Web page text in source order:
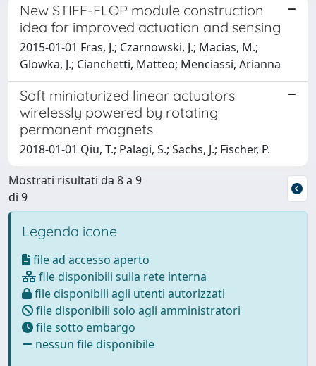
New STIFF-FLOP module construction
idea for improved actuation and sensing
2015-01-01 Fras, J.; Czarnowski, J.; Macias, M.;
Glowka, J.; Cianchetti, Matteo; Menciassi, Arianna
Soft miniaturized linear actuators
wirelessly powered by rotating
permanent magnets
2018-01-01 Qiu, T.; Palagi, S.; Sachs, J.; Fischer, P.
Mostrati risultati da 8 a 9
di 9
Legenda icone
file ad accesso aperto
file disponibili sulla rete interna
file disponibili agli utenti autorizzati
file disponibili solo agli amministratori
file sotto embargo
nessun file disponibile